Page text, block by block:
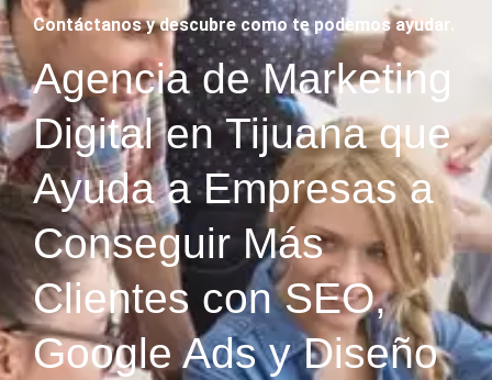
Contáctanos y descubre como te podemos ayudar.
Agencia de Marketing
Digital en Tijuana que
Ayuda a Empresas a
Conseguir Más
Clientes con SEO,
Google Ads y Diseño